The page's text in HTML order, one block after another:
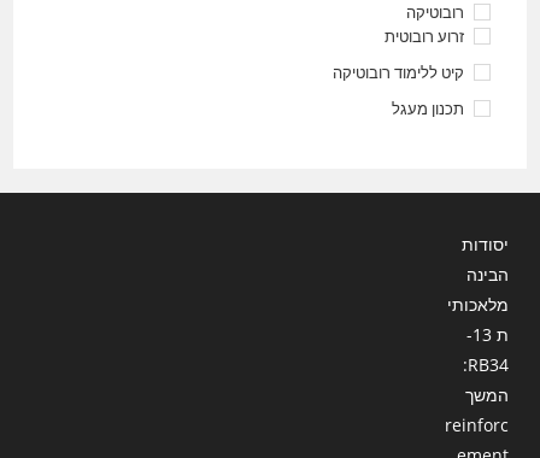
רובוטיקה
זרוע רובוטית
קיט ללימוד רובוטיקה
תכנון מעגל
יסודות
הבינה
מלאכותי
ת 13-
RB34:
המשך
reinforc